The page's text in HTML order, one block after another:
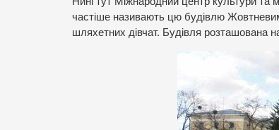
частіше називають цю будівлю Жовтневим
шляхетних дівчат. Будівля розташована